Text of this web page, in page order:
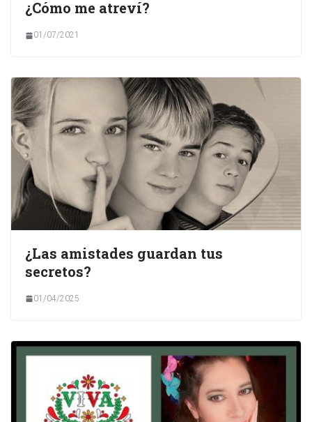
¿Cómo me atreví?
01/07/2021
¿Las amistades guardan tus
secretos?
01/04/2025